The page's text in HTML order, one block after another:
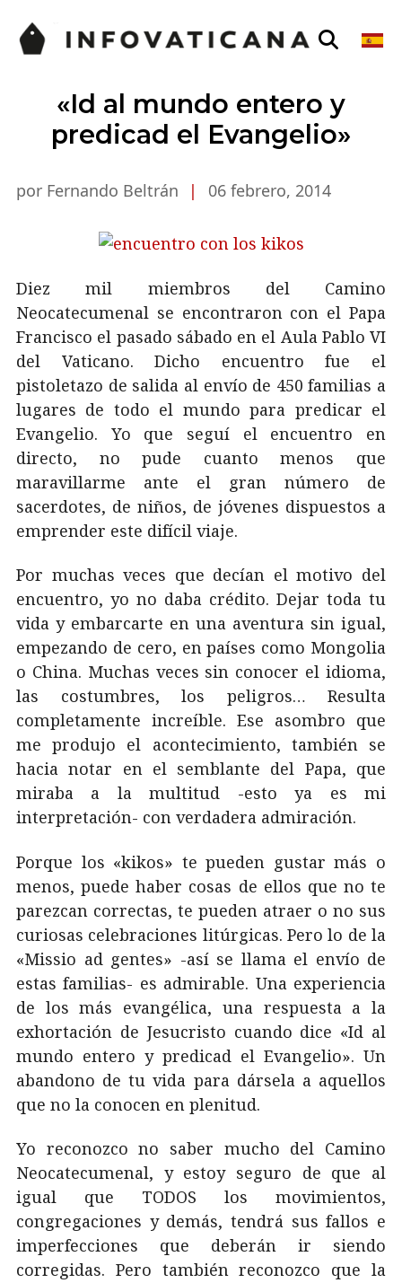
«Id al mundo entero y
predicad el Evangelio»
por Fernando Beltrán | 06 febrero, 2014
Diez mil miembros del Camino
Neocatecumenal se encontraron con el Papa
Francisco el pasado sábado en el Aula Pablo VI
del Vaticano. Dicho encuentro fue el
pistoletazo de salida al envío de 450 familias a
lugares de todo el mundo para predicar el
Evangelio. Yo que seguí el encuentro en
directo, no pude cuanto menos que
maravillarme ante el gran número de
sacerdotes, de niños, de jóvenes dispuestos a
emprender este difícil viaje.
Por muchas veces que decían el motivo del
encuentro, yo no daba crédito. Dejar toda tu
vida y embarcarte en una aventura sin igual,
empezando de cero, en países como Mongolia
o China. Muchas veces sin conocer el idioma,
las costumbres, los peligros… Resulta
completamente increíble. Ese asombro que
me produjo el acontecimiento, también se
hacia notar en el semblante del Papa, que
miraba a la multitud -esto ya es mi
interpretación- con verdadera admiración.
Porque los «kikos» te pueden gustar más o
menos, puede haber cosas de ellos que no te
parezcan correctas, te pueden atraer o no sus
curiosas celebraciones litúrgicas. Pero lo de la
«Missio ad gentes» -así se llama el envío de
estas familias- es admirable. Una experiencia
de los más evangélica, una respuesta a la
exhortación de Jesucristo cuando dice «Id al
mundo entero y predicad el Evangelio». Un
abandono de tu vida para dársela a aquellos
que no la conocen en plenitud.
Yo reconozco no saber mucho del Camino
Neocatecumenal, y estoy seguro de que al
igual que TODOS los movimientos,
congregaciones y demás, tendrá sus fallos e
imperfecciones que deberán ir siendo
corregidas. Pero también reconozco que la